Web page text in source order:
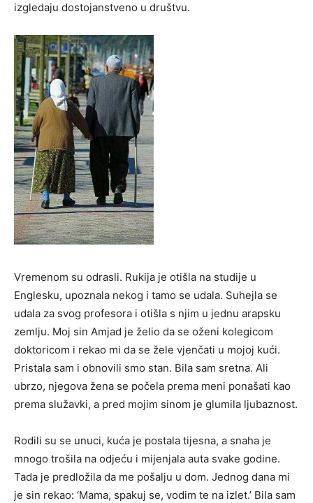
izgledaju dostojanstveno u društvu.
Vremenom su odrasli. Rukija je otišla na studije u
Englesku, upoznala nekog i tamo se udala. Suhejla se
udala za svog profesora i otišla s njim u jednu arapsku
zemlju. Moj sin Amjad je želio da se oženi kolegicom
doktoricom i rekao mi da se žele vjenčati u mojoj kući.
Pristala sam i obnovili smo stan. Bila sam sretna. Ali
ubrzo, njegova žena se počela prema meni ponašati kao
prema služavki, a pred mojim sinom je glumila ljubaznost.
Rodili su se unuci, kuća je postala tijesna, a snaha je
mnogo trošila na odjeću i mijenjala auta svake godine.
Tada je predložila da me pošalju u dom. Jednog dana mi
je sin rekao: ‘Mama, spakuj se, vodim te na izlet.’ Bila sam